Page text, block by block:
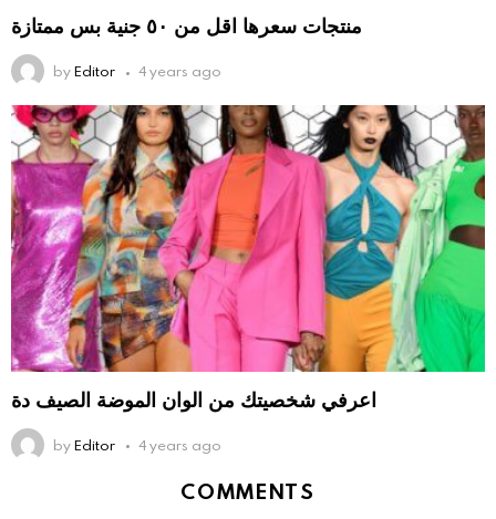
منتجات سعرها اقل من ٥٠ جنية بس ممتازة
byEditor 4 years ago
اعرفي شخصيتك من الوان الموضة الصيف دة
byEditor 4 years ago
COMMENTS